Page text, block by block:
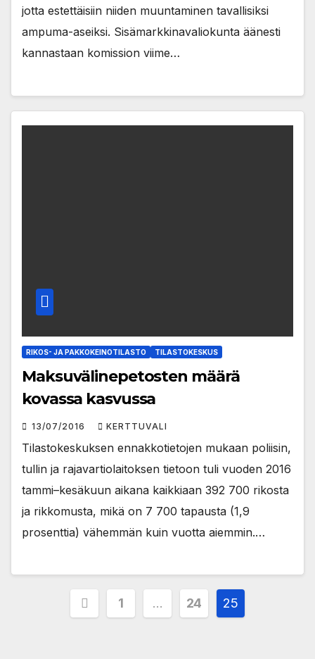
jotta estettäisiin niiden muuntaminen tavallisiksi
ampuma-aseiksi. Sisämarkkinavaliokunta äänesti
kannastaan komission viime…
RIKOS- JA PAKKOKEINOTILASTO TILASTOKESKUS
Maksuvälinepetosten määrä
kovassa kasvussa
13/07/2016 KERTTUVALI
Tilastokeskuksen ennakkotietojen mukaan poliisin,
tullin ja rajavartiolaitoksen tietoon tuli vuoden 2016
tammi–kesäkuun aikana kaikkiaan 392 700 rikosta
ja rikkomusta, mikä on 7 700 tapausta (1,9
prosenttia) vähemmän kuin vuotta aiemmin.…
Artikkelien
1 … 24 25